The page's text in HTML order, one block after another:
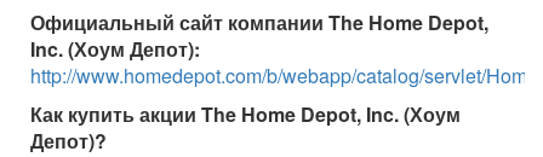
Официальный сайт компании The Home Depot,
Inc. (Хоум Депот):
http://www.homedepot.com/b/webapp/catalog/servlet/
Как купить акции The Home Depot, Inc. (Хоум
Депот)?